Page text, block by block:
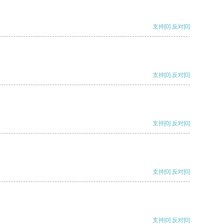
支持[0] 反对[0]
支持[0] 反对[0]
支持[0] 反对[0]
支持[0] 反对[0]
支持[0] 反对[0]